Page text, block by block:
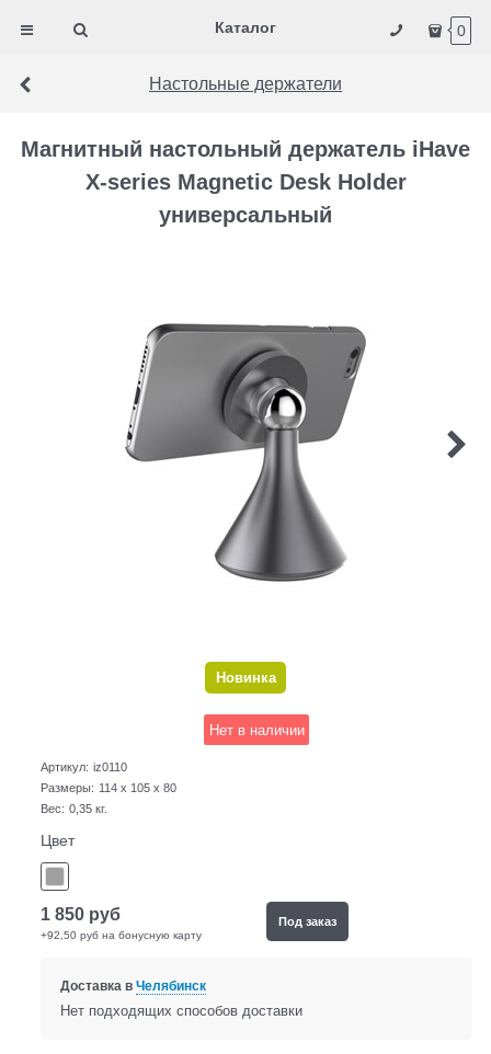
Каталог 0
Настольные держатели
Магнитный настольный держатель iHave
X-series Magnetic Desk Holder
универсальный
Новинка
Нет в наличии
Артикул: iz0110
Размеры: 114 x 105 x 80
Вес: 0,35 кг.
Цвет
1 850 руб
+92,50 руб на бонусную карту
Под заказ
Доставка в Челябинск
Нет подходящих способов доставки